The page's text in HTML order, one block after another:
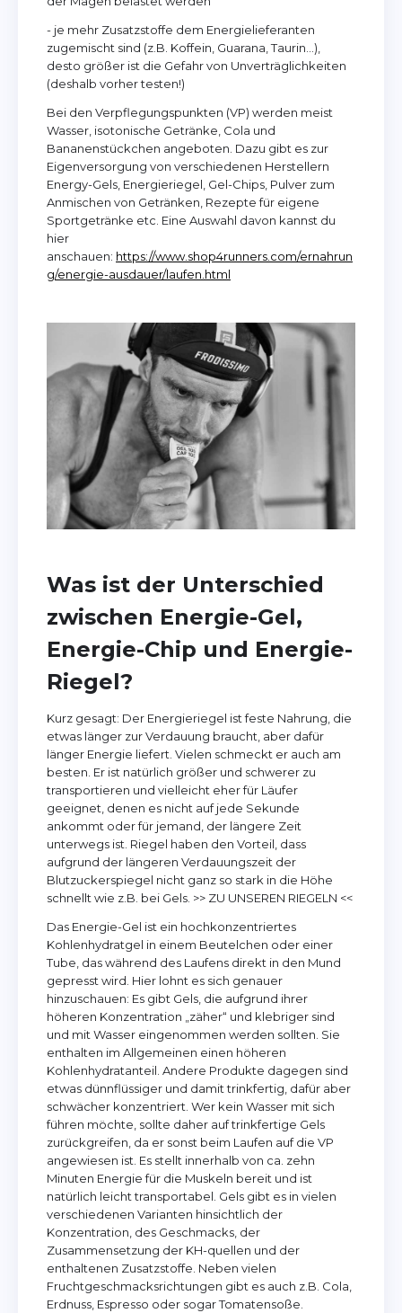
- je mehr Zusatzstoffe dem Energielieferanten
zugemischt sind (z.B. Koffein, Guarana, Taurin…),
desto größer ist die Gefahr von Unverträglichkeiten
(deshalb vorher testen!)
Bei den Verpflegungspunkten (VP) werden meist
Wasser, isotonische Getränke, Cola und
Bananenstückchen angeboten. Dazu gibt es zur
Eigenversorgung von verschiedenen Herstellern
Energy-Gels, Energieriegel, Gel-Chips, Pulver zum
Anmischen von Getränken, Rezepte für eigene
Sportgetränke etc. Eine Auswahl davon kannst du
hier
anschauen: https://www.shop4runners.com/ernahrun
g/energie-ausdauer/laufen.html
Was ist der Unterschied
zwischen Energie-Gel,
Energie-Chip und Energie-
Riegel?
Kurz gesagt: Der Energieriegel ist feste Nahrung, die
etwas länger zur Verdauung braucht, aber dafür
länger Energie liefert. Vielen schmeckt er auch am
besten. Er ist natürlich größer und schwerer zu
transportieren und vielleicht eher für Läufer
geeignet, denen es nicht auf jede Sekunde
ankommt oder für jemand, der längere Zeit
unterwegs ist. Riegel haben den Vorteil, dass
aufgrund der längeren Verdauungszeit der
Blutzuckerspiegel nicht ganz so stark in die Höhe
schnellt wie z.B. bei Gels. >> ZU UNSEREN RIEGELN <<
Das Energie-Gel ist ein hochkonzentriertes
Kohlenhydratgel in einem Beutelchen oder einer
Tube, das während des Laufens direkt in den Mund
gepresst wird. Hier lohnt es sich genauer
hinzuschauen: Es gibt Gels, die aufgrund ihrer
höheren Konzentration „zäher“ und klebriger sind
und mit Wasser eingenommen werden sollten. Sie
enthalten im Allgemeinen einen höheren
Kohlenhydratanteil. Andere Produkte dagegen sind
etwas dünnflüssiger und damit trinkfertig, dafür aber
schwächer konzentriert. Wer kein Wasser mit sich
führen möchte, sollte daher auf trinkfertige Gels
zurückgreifen, da er sonst beim Laufen auf die VP
angewiesen ist. Es stellt innerhalb von ca. zehn
Minuten Energie für die Muskeln bereit und ist
natürlich leicht transportabel. Gels gibt es in vielen
verschiedenen Varianten hinsichtlich der
Konzentration, des Geschmacks, der
Zusammensetzung der KH-quellen und der
enthaltenen Zusatzstoffe. Neben vielen
Fruchtgeschmacksrichtungen gibt es auch z.B. Cola,
Erdnuss, Espresso oder sogar Tomatensoße.